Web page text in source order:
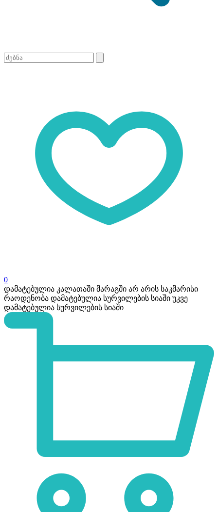
0
დამატებულია კალათაში მარაგში არ არის საკმარისი
რაოდენობა დამატებულია სურვილების სიაში უკვე
დამატებულია სურვილების სიაში